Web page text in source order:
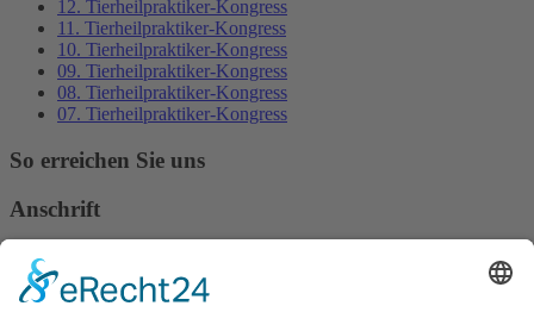
12. Tierheilpraktiker-Kongress
11. Tierheilpraktiker-Kongress
10. Tierheilpraktiker-Kongress
09. Tierheilpraktiker-Kongress
08. Tierheilpraktiker-Kongress
07. Tierheilpraktiker-Kongress
So erreichen Sie uns
Anschrift
Verband Deutscher Tierheilpraktiker e.V.
Verbandsverwaltung
Am Rosenbraken 12